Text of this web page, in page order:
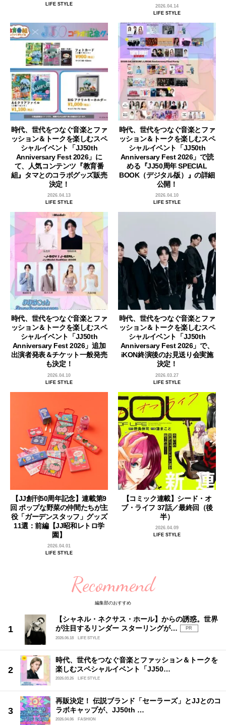
LIFE STYLE
2026.04.14
LIFE STYLE
時代、世代をつなぐ音楽とファ
ッション＆トークを楽しむスペ
シャルイベント「JJ50th
Anniversary Fest 2026」に
て、人気コンテンツ『教育番
組』タマとのコラボグッズ販売
決定！
2026.04.13
LIFE STYLE
時代、世代をつなぐ音楽とファ
ッション＆トークを楽しむスペ
シャルイベント「JJ50th
Anniversary Fest 2026」で読
める『JJ50周年 SPECIAL
BOOK（デジタル版）』の詳細
公開！
2026.04.10
LIFE STYLE
時代、世代をつなぐ音楽とファ
ッション＆トークを楽しむスペ
シャルイベント「JJ50th
Anniversary Fest 2026」追加
出演者発表＆チケット一般発売
も決定！
2026.04.10
LIFE STYLE
時代、世代をつなぐ音楽とファ
ッション＆トークを楽しむスペ
シャルイベント「JJ50th
Anniversary Fest 2026」で、
iKON終演後のお見送り会実施
決定！
2026.03.27
LIFE STYLE
【JJ創刊50周年記念】連載第9
回 ポップな野菜の仲間たちが主
役「ガーデンスタッフ」グッズ
11選：前編【JJ昭和レトロ学
園】
2026.04.01
LIFE STYLE
【コミック連載】シード・オ
ブ・ライフ 37話／最終回（後
半）
2026.04.09
LIFE STYLE
Recommend
編集部のおすすめ
【シャネル・ネクサス・ホール】からの誘惑。世界
が注目するリンダー スターリングが…
PR
2026.06.18
LIFE STYLE
時代、世代をつなぐ音楽とファッション＆トークを
楽しむスペシャルイベント「JJ50…
2026.03.26 LIFE STYLE
再販決定！ 伝説ブランド「セーラーズ」とJJとのコ
ラボキャップが、JJ50th …
2026.04.06 FASHION